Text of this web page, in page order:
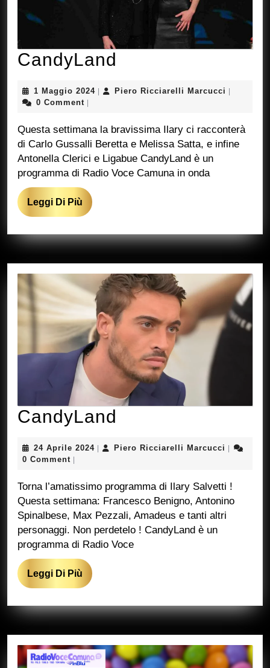
CandyLand
1 Maggio 20241| Piero Ricciarelli Marcucci Piero
|
0 Comment |
Questa settimana la bravissima Ilary ci racconterà
di Carlo Gussalli Beretta e Melissa Satta, e infine
Antonella Clerici e Ligabue CandyLand è un
programma di Radio Voce Camuna in onda
Leggi Di Più Leggi
Di
CandyLand
24 Aprile 202424
| Piero Ricciarelli Marcucci Piero
|
0 Comment |
Torna l’amatissimo programma di Ilary Salvetti !
Questa settimana: Francesco Benigno, Antonino
Spinalbese, Max Pezzali, Amadeus e tanti altri
personaggi. Non perdetelo ! CandyLand è un
programma di Radio Voce
Leggi Di Più Leggi
Di